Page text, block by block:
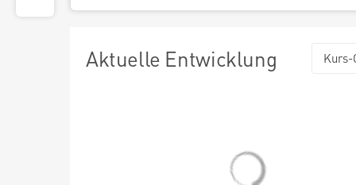
Aktuelle Entwicklung Kurs-